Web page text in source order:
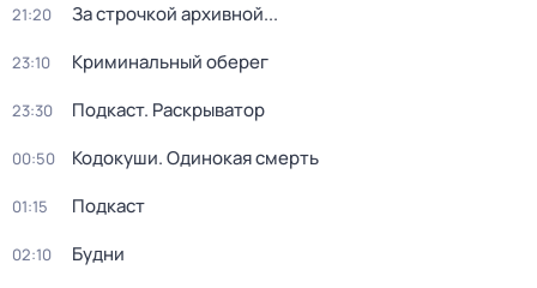
21:20 За строчкой архивной...
23:10 Криминальный оберег
23:30 Подкаст. Раскрыватор
00:50 Кодокуши. Одинокая смерть
01:15 Подкаст
02:10 Будни